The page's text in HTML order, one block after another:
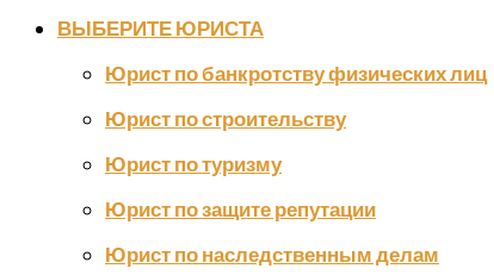
ВЫБЕРИТЕ ЮРИСТА
Юрист по банкротству физических лиц
Юрист по строительству
Юрист по туризму
Юрист по защите репутации
Юрист по наследственным делам